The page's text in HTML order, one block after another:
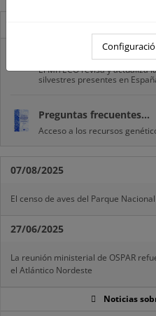
El MITECO revisa y actualiza
silvestres presentes en
Preguntas frecuentes...
Acceso a los recursos
07/08/2025
El censo de aves del Parque
27/06/2025
La reunión ministerial de OSPAR
el Atlántico Nordeste
Noticias